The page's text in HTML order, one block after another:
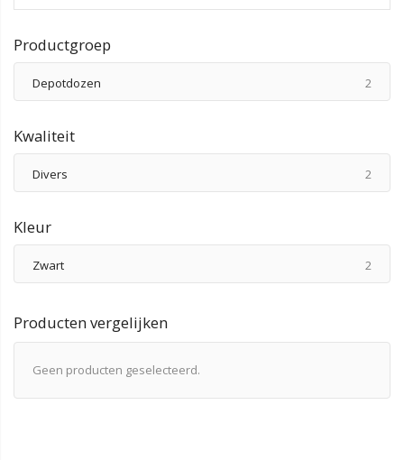
Productgroep
Depotdozen 2
Kwaliteit
Divers 2
Kleur
Zwart 2
Producten vergelijken
Geen producten geselecteerd.